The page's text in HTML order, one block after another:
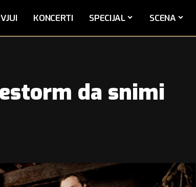
KONCERTI SPECIJAL SCENA
da snimi